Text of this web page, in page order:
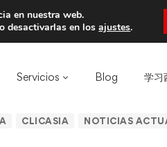
total de 75€ de
Servicios Blog 学习
CLICASIA NOTICIAS
en nuestra web.
desactivarlas en losajustes.